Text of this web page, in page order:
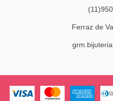
Ferraz de